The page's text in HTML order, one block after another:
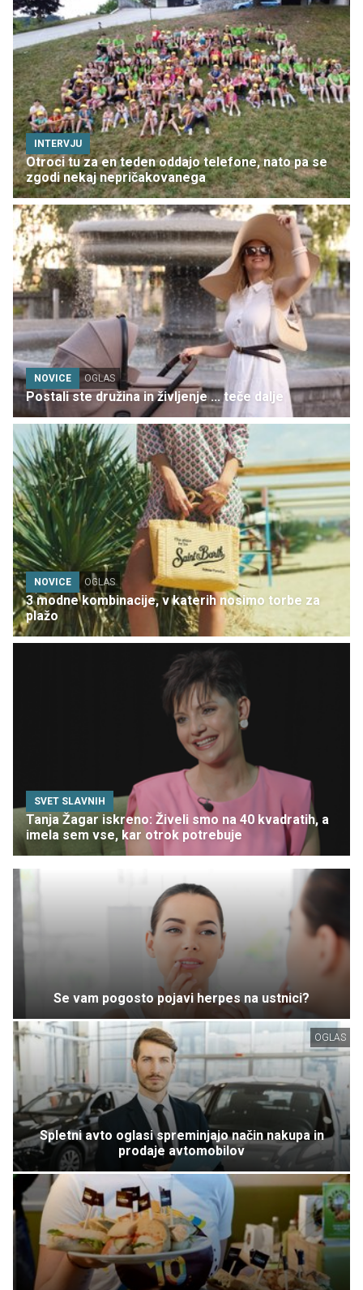
INTERVJU
Otroci tu za en teden oddajo telefone, nato pa se
zgodi nekaj nepričakovanega
NOVICE OGLAS
Postali ste družina in življenje ... teče dalje
NOVICE OGLAS
3 modne kombinacije, v katerih nosimo torbe za
plažo
SVET SLAVNIH
Tanja Žagar iskreno: Živeli smo na 40 kvadratih, a
imela sem vse, kar otrok potrebuje
Se vam pogosto pojavi herpes na ustnici?
OGLAS
Spletni avto oglasi spreminjajo način nakupa in
prodaje avtomobilov